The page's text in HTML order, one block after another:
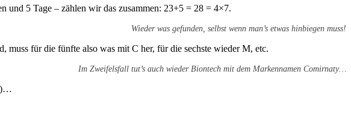
und 5 Tage – zählen wir das zusammen: 23+5 = 28 = 4×7.
Wieder was gefunden, selbst wenn man’s etwas hinbiegen muss!
für die fünfte also was mit C her, für die sechste wieder M, etc.
Im Zweifelsfall tut’s auch wieder Biontech mit dem Markennamen Comirnaty…